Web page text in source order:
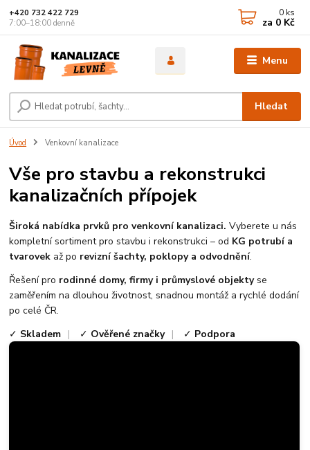
Menu
Hledat
+420 732 422 729
7:00–18:00 denně
0 ks
za 0 Kč
Úvod Venkovní kanalizace
Vše pro stavbu a rekonstrukci
kanalizačních přípojek
Široká nabídka prvků pro venkovní kanalizaci. Vyberete u nás
kompletní sortiment pro stavbu i rekonstrukci – od KG potrubí a
tvarovek až po revizní šachty, poklopy a odvodnění.
Řešení pro rodinné domy, firmy i průmyslové objektyse
zaměřením na dlouhou životnost, snadnou montáž a rychlé dodání
po celé ČR.
✓ Skladem | ✓ Ověřené značky | ✓ Podpora